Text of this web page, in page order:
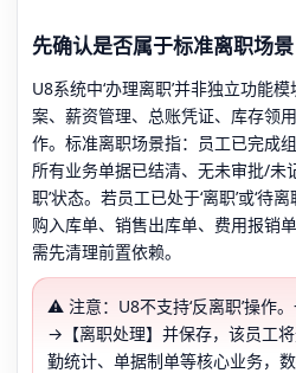
先确认是否属于标准离职场景
U8系统中‘办理离职’并非独立功能
案、薪资管理、总账凭证、库存领
作。标准离职场景指：员工已完成
所有业务单据已结清、无未审批/未
职’状态。若员工已处于‘离职’或‘待
购入库单、销售出库单、费用报销
需先清理前置依赖。
⚠️ 注意：U8不支持‘反离职’操作
→【离职处理】并保存，该员工
勤统计、单据制单等核心业务，数